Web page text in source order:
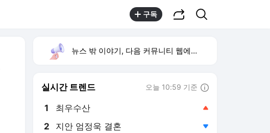
구독
뉴스 밖 이야기, 다음 커뮤니티 웹에서 보기
실시간 트렌드 오늘 10:59 기준
1 최우수산
2 지안 엄정욱 결혼